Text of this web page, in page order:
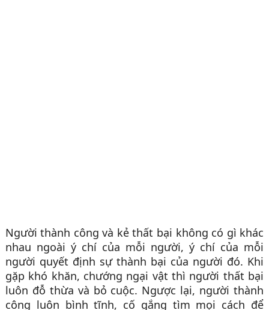
Người thành công và kẻ thất bại không có gì khác
nhau ngoài ý chí của mỗi người, ý chí của mỗi
người quyết định sự thành bại của người đó. Khi
gặp khó khăn, chướng ngại vật thì người thất bại
luôn đỗ thừa và bỏ cuộc. Ngược lại, người thành
công luôn bình tĩnh, cố gắng tìm mọi cách để